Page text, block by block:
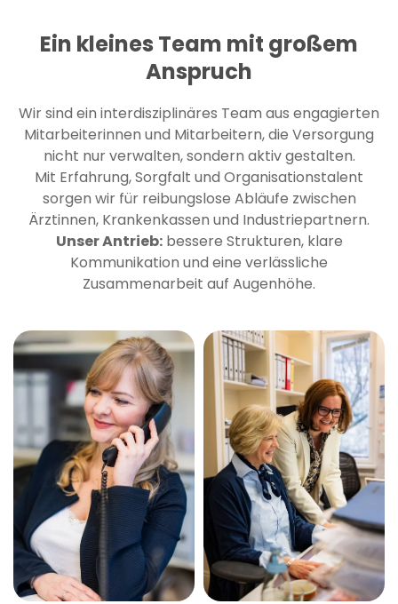
Ein kleines Team mit großem
Anspruch
Wir sind ein interdisziplinäres Team aus engagierten
Mitarbeiterinnen und Mitarbeitern, die Versorgung
nicht nur verwalten, sondern aktiv gestalten.
Mit Erfahrung, Sorgfalt und Organisationstalent
sorgen wir für reibungslose Abläufe zwischen
Ärztinnen, Krankenkassen und Industriepartnern.
Unser Antrieb:bessere Strukturen, klare
Kommunikation und eine verlässliche
Zusammenarbeit auf Augenhöhe.